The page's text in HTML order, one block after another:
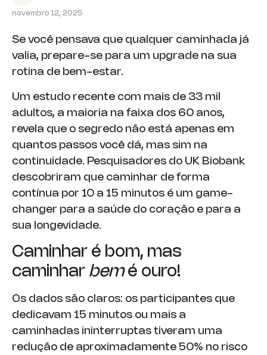
novembro 12, 2025
Se você pensava que qualquer caminhada já
valia, prepare-se para um upgrade na sua
rotina de bem-estar.
Um estudo recente com mais de 33 mil
adultos, a maioria na faixa dos 60 anos,
revela que o segredo não está apenas em
quantos passos você dá, mas sim na
continuidade. Pesquisadores do UK Biobank
descobriram que caminhar de forma
contínua por 10 a 15 minutos é um game-
changer para a saúde do coração e para a
sua longevidade.
Caminhar é bom, mas
caminhar bemé ouro!
Os dados são claros: os participantes que
dedicavam 15 minutos ou mais a
caminhadas ininterruptas tiveram uma
redução de aproximadamente 50% no risco